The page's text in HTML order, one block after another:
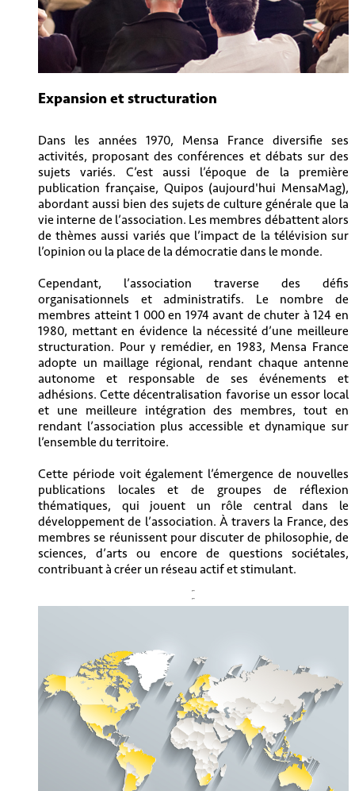
Expansion et structuration
Dans les années 1970, Mensa France diversifie ses
activités, proposant des conférences et débats sur des
sujets variés. C’est aussi l’époque de la première
publication française, Quipos (aujourd'hui MensaMag),
abordant aussi bien des sujets de culture générale que la
vie interne de l’association. Les membres débattent alors
de thèmes aussi variés que l’impact de la télévision sur
l’opinion ou la place de la démocratie dans le monde.
Cependant, l’association traverse des défis
organisationnels et administratifs. Le nombre de
membres atteint 1 000 en 1974 avant de chuter à 124 en
1980, mettant en évidence la nécessité d’une meilleure
structuration. Pour y remédier, en 1983, Mensa France
adopte un maillage régional, rendant chaque antenne
autonome et responsable de ses événements et
adhésions. Cette décentralisation favorise un essor local
et une meilleure intégration des membres, tout en
rendant l’association plus accessible et dynamique sur
l’ensemble du territoire.
Cette période voit également l’émergence de nouvelles
publications locales et de groupes de réflexion
thématiques, qui jouent un rôle central dans le
développement de l’association. À travers la France, des
membres se réunissent pour discuter de philosophie, de
sciences, d’arts ou encore de questions sociétales,
contribuant à créer un réseau actif et stimulant.